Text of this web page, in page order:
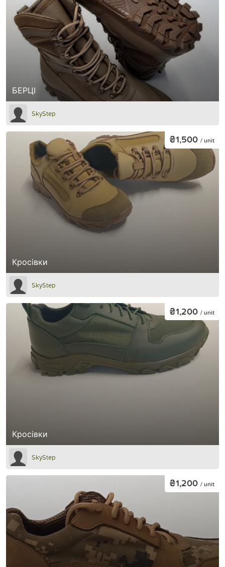
БЕРЦІ
SkyStep
Кросівки
₴1,500 / unit
SkyStep
Кросівки
₴1,200 / unit
SkyStep
₴1,200 / unit